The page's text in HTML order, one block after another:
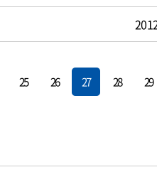
25 26 27 28 29